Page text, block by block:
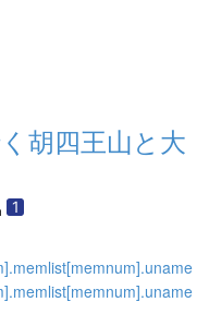
胡四王山と大
1